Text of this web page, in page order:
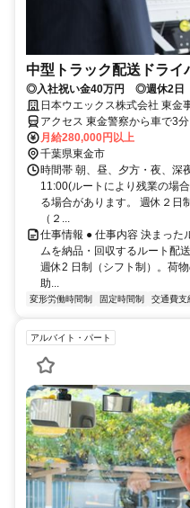
中型トラック配送ドライ
◎入社祝い金40万円 ◎週休2
中型免許取得全額支援
日本ウエックス株式会社 東金
アクセス 東金警察から車で3分
月給280,000円以上
千葉県東金市
時間帯 朝、昼、夕方・夜、深
11:00(ルートにより残業の場
る場合があります。 週休２日
（２...
仕事情報 ● 仕事内容 決まった
ムを納品・回収するルート配
週休2 日制（シフト制）。荷
助...
変形労働時間制 固定時間制 交通費支
アルバイト・パート